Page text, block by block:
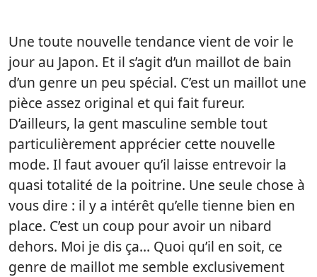
Une toute nouvelle tendance vient de voir le
jour au Japon. Et il s’agit d’un maillot de bain
d’un genre un peu spécial. C’est un maillot une
pièce assez original et qui fait fureur.
D’ailleurs, la gent masculine semble tout
particulièrement apprécier cette nouvelle
mode. Il faut avouer qu’il laisse entrevoir la
quasi totalité de la poitrine. Une seule chose à
vous dire : il y a intérêt qu’elle tienne bien en
place. C’est un coup pour avoir un nibard
dehors. Moi je dis ça… Quoi qu’il en soit, ce
genre de maillot me semble exclusivement